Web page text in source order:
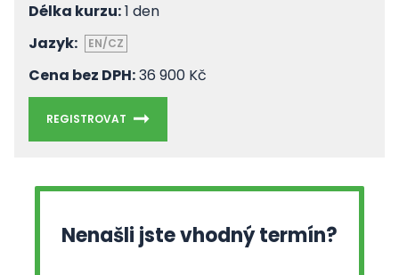
Délka kurzu:1 den
Jazyk:
EN/CZ
Cena bez DPH:36 900 Kč
REGISTROVAT
Nenašli jste vhodný termín?